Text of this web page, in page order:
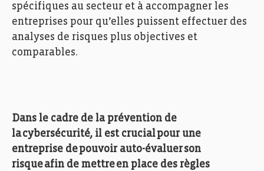
spécifiques au secteur et à accompagner les
entreprises pour qu’elles puissent effectuer des
analyses de risques plus objectives et
comparables.
Dans le cadre de la prévention de
la cybersécurité, il est crucial pour une
entreprise de pouvoir auto-évaluer son
risque afin de mettre en place des règles